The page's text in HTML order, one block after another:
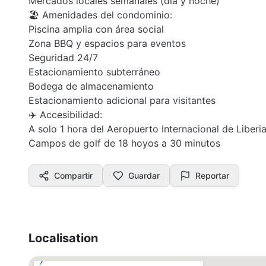
🏖️ Amenidades del condominio:
Piscina amplia con área social
Zona BBQ y espacios para eventos
Seguridad 24/7
Estacionamiento subterráneo
Bodega de almacenamiento
Estacionamiento adicional para visitantes
✈️ Accesibilidad:
A solo 1 hora del Aeropuerto Internacional de Liberia
Campos de golf de 18 hoyos a 30 minutos
Compartir Guardar Reportar
Localisation